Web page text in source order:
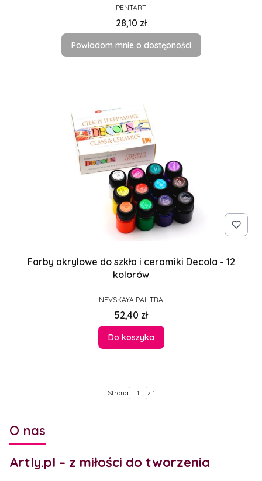
PRODUCENT
PENTART
Cena
28,10 zł
Powiadom mnie o dostępności
Farby akrylowe do szkła i ceramiki Decola - 12
kolorów
PRODUCENT
NEVSKAYA PALITRA
Cena
52,40 zł
Do koszyka
Strona z 1
O nas
Artly.pl – z miłości do tworzenia